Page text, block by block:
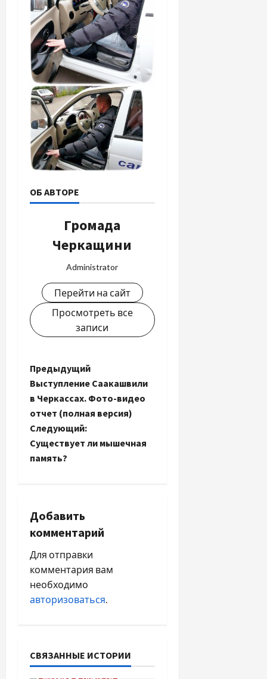
ОБ АВТОРЕ
Громада
Черкащини
Administrator
Перейти на сайт
Просмотреть все
записи
Н
а
в
и
ц
и
я
п
з
а
Предыдущий
Выступление Саакашвили
в Черкассах. Фото-видео
отчет (полная версия)
Следующий:
Существует ли мышечная
память?
Добавить
комментарий
Для отправки
комментария вам
необходимо
авторизоваться.
СВЯЗАННЫЕ ИСТОРИИ